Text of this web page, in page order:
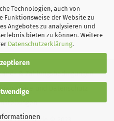
Technologien, auch von
der Website zu
Angebotes zu analysieren und
bieten zu können. Weitere
Datenschutzerklärung.
& Zahlungsbedingungen
und Datenschutz